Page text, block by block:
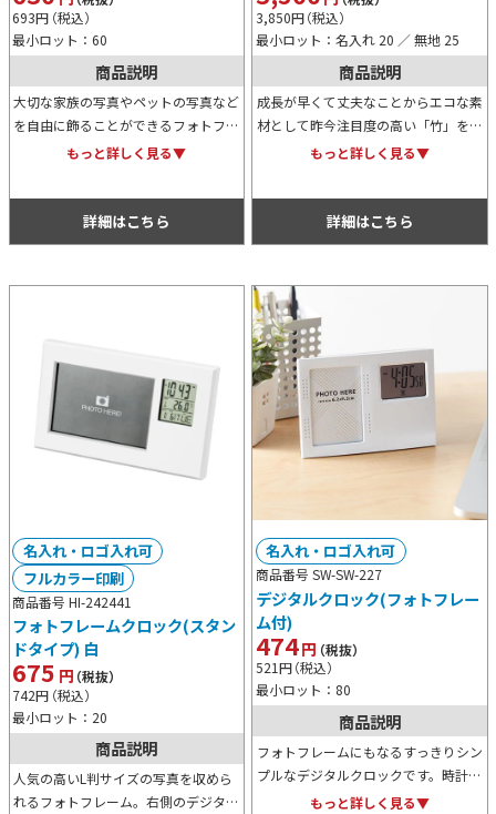
693円（税込）
最小ロット：60
商品説明
大切な家族の写真やペットの写真など
を自由に飾ることができるフォトフレ
ーム兼アナログ時計兼ペンスタンドで
念用などにもおすすめです。
もっと詳しく見る▼
詳細はこちら
3,850円（税込）
最小ロット：名入れ 20 ／ 無地 25
商品説明
成長が早くて丈夫なことからエコな素
材として昨今注目度の高い「竹」を使
ったフォトフレームクロック。デジタ
確認でき、アラーム・スヌーズ機能付
もっと詳しく見る▼
詳細はこちら
商品番号 HI-242441
フォトフレームクロック(スタン
ドタイプ) 白
675 円（税抜）
742円（税込）
最小ロット：20
名入れ・ロゴ入れ可
フルカラー印刷
商品説明
人気の高いL判サイズの写真を収めら
れるフォトフレーム。右側のデジタル
商品番号 SW-SW-227
デジタルクロック(フォトフレー
ム付)
474円（税抜）
521円（税込）
最小ロット：80
名入れ・ロゴ入れ可
商品説明
フォトフレームにもなるすっきりシン
プルなデジタルクロックです。時計以
外にも日付の確認も可能な上、アラー
もっと詳しく見る▼